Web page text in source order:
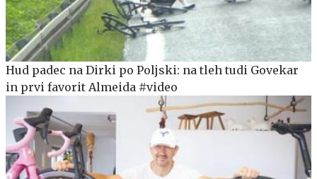
Hud padec na Dirki po Poljski: na tleh tudi Govekar
in prvi favorit Almeida #video